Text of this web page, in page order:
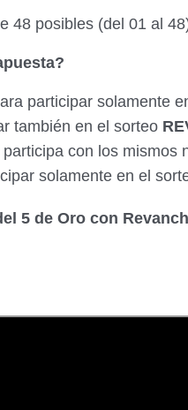
48 posibles (del 01 al
participar solamente
también en el sorteo
participa con los mismos
solamente en el
5 de Oro con